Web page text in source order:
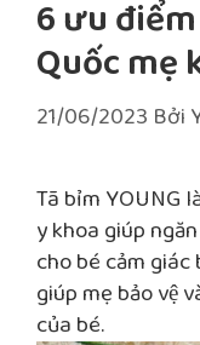
6 ưu
Quốc mẹ
21/06/2023 Bởi
Tã bỉm YOUNG
y khoa giúp
cho bé cảm
giúp mẹ bảo vệ
của bé.